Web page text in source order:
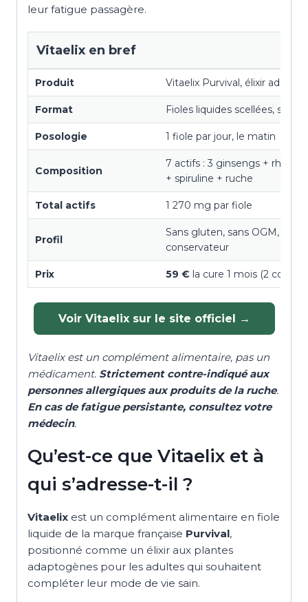
leur fatigue passagère.
Vitaelix en bref
Produit Vitaelix Purvival, élixir
Format Fioles liquides scellées,
Posologie 1 fiole par jour, le matin
Composition
7 actifs : 3 ginsengs +
+ spiruline + ruche
Total actifs 1 270 mg par fiole
Profil
Sans gluten, sans OGM, sans
conservateur
Prix 59 € la cure 1 mois (2
Voir Vitaelix sur le site officiel →
Vitaelix est un complément alimentaire, pas un
médicament. Strictement contre-indiqué aux
personnes allergiques aux produits de la ruche.
En cas de fatigue persistante, consultez votre
médecin.
Qu’est-ce que Vitaelix et à
qui s’adresse-t-il ?
Vitaelix est un complément alimentaire en fiole
liquide de la marque française Purvival,
positionné comme un élixir aux plantes
adaptogènes pour les adultes qui souhaitent
compléter leur mode de vie sain.